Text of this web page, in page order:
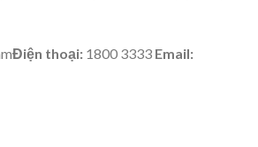
Điện thoại: 1800 3333 Email: